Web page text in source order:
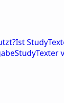
Ist
StudyTexter